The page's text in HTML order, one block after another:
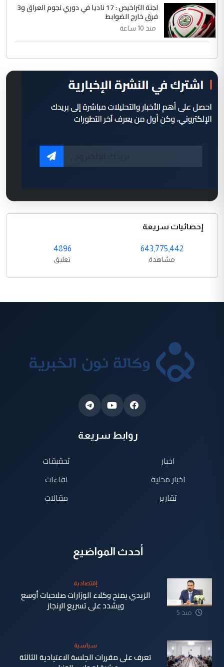
لجنة التراخيص : 17 ناديا في دوري نجوم العراق و3
فرق خارج الضوابط
منذ 10 ساعة
إحصائيات سريعة
643,775,442
مشاهدة
4896
تعليق
روابط سريعة
اخبار
اخبار محلية
تقارير
تحقيقات
لقاءات
مقالات
أحدث المواضيع
منذ 5
إقتصادية
الزيدي يمنح وكلاء الوزارات صلاحيات أوسع
ويشدد على تسريع الإنجاز
سياسية
تعرف على مقررات الجلسة الاعتيادية الثالثة